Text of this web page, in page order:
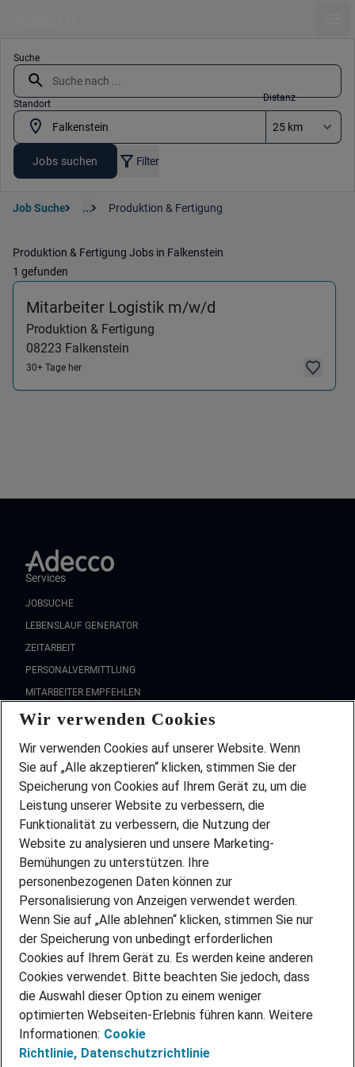
Suche
Standort
Distanz
Jobs suchen Filter
Job Suche ... Produktion & Fertigung
Produktion & Fertigung Jobs in Falkenstein
1 gefunden
Mitarbeiter Logistik m/w/d
Produktion & Fertigung
08223 Falkenstein
30+ Tage her
Services
JOBSUCHE
LEBENSLAUF GENERATOR
ZEITARBEIT
PERSONALVERMITTLUNG
MITARBEITER EMPFEHLEN
FAQ
Wir stellen ein!
DEINE BERUFSGRUPPE
DEINE LEBENSSITUATION
PARTNERSHIP WITH AIRBUS
INITIATIV BEWERBEN
ÜBER UNS
STANDORTE
BLOG
PRESSE
KONTAKT
@Adecco 2026
IMPRESSUM
DATENSCHUTZ
Wir verwenden Cookies
Wir verwenden Cookies auf unserer Website. Wenn
Sie auf „Alle akzeptieren“ klicken, stimmen Sie der
Speicherung von Cookies auf Ihrem Gerät zu, um die
Leistung unserer Website zu verbessern, die
Funktionalität zu verbessern, die Nutzung der
Website zu analysieren und unsere Marketing-
Bemühungen zu unterstützen. Ihre
personenbezogenen Daten können zur
Personalisierung von Anzeigen verwendet werden.
Wenn Sie auf „Alle ablehnen“ klicken, stimmen Sie nur
der Speicherung von unbedingt erforderlichen
Cookies auf Ihrem Gerät zu. Es werden keine anderen
Cookies verwendet. Bitte beachten Sie jedoch, dass
die Auswahl dieser Option zu einem weniger
optimierten Webseiten-Erlebnis führen kann. Weitere
Informationen: Cookie
Richtlinie, Datenschutzrichtlinie